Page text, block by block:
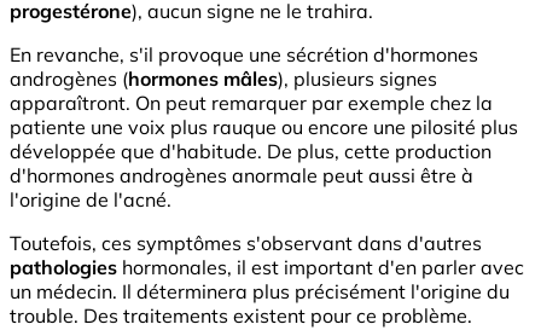
progestérone), aucun signe ne le trahira.
En revanche, s'il provoque une sécrétion d'hormones
androgènes (hormones mâles), plusieurs signes
apparaîtront. On peut remarquer par exemple chez la
patiente une voix plus rauque ou encore une pilosité plus
développée que d'habitude. De plus, cette production
d'hormones androgènes anormale peut aussi être à
l'origine de l'acné.
Toutefois, ces symptômes s'observant dans d'autres
pathologies hormonales, il est important d'en parler avec
un médecin. Il déterminera plus précisément l'origine du
trouble. Des traitements existent pour ce problème.